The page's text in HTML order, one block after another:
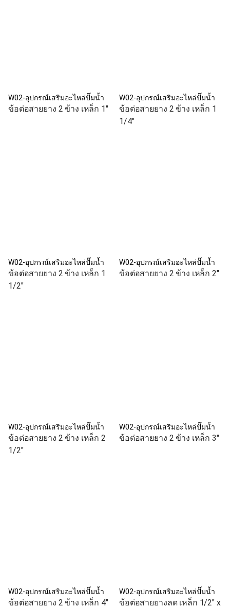
W02-อุปกรณ์เสริมอะไหล่ปั๊มน้ำ
ข้อต่อสายยาง 2 ข้าง เหล็ก 1"
W02-อุปกรณ์เสริมอะไหล่ปั๊มน้ำ
ข้อต่อสายยาง 2 ข้าง เหล็ก 1
1/4"
W02-อุปกรณ์เสริมอะไหล่ปั๊มน้ำ
ข้อต่อสายยาง 2 ข้าง เหล็ก 1
1/2"
W02-อุปกรณ์เสริมอะไหล่ปั๊มน้ำ
ข้อต่อสายยาง 2 ข้าง เหล็ก 2"
W02-อุปกรณ์เสริมอะไหล่ปั๊มน้ำ
ข้อต่อสายยาง 2 ข้าง เหล็ก 2
1/2"
W02-อุปกรณ์เสริมอะไหล่ปั๊มน้ำ
ข้อต่อสายยาง 2 ข้าง เหล็ก 3"
W02-อุปกรณ์เสริมอะไหล่ปั๊มน้ำ
ข้อต่อสายยาง 2 ข้าง เหล็ก 4"
W02-อุปกรณ์เสริมอะไหล่ปั๊มน้ำ
ข้อต่อสายยางลด เหล็ก 1/2" x